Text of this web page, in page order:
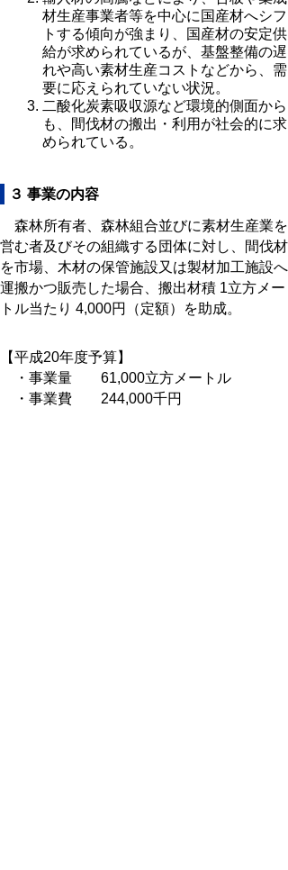
材生産事業者等を中心に国産材へシフ
トする傾向が強まり、国産材の安定供
給が求められているが、基盤整備の遅
れや高い素材生産コストなどから、需
要に応えられていない状況。
二酸化炭素吸収源など環境的側面から
も、間伐材の搬出・利用が社会的に求
められている。
３ 事業の内容
森林所有者、森林組合並びに素材生産業を
営む者及びその組織する団体に対し、間伐材
を市場、木材の保管施設又は製材加工施設へ
運搬かつ販売した場合、搬出材積 1立方メー
トル当たり 4,000円（定額）を助成。
【平成20年度予算】
・事業量 61,000立方メートル
・事業費 244,000千円